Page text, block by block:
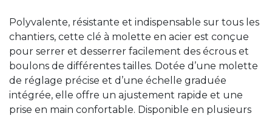
Polyvalente, résistante et indispensable sur tous les
chantiers, cette clé à molette en acier est conçue
pour serrer et desserrer facilement des écrous et
boulons de différentes tailles. Dotée d’une molette
de réglage précise et d’une échelle graduée
intégrée, elle offre un ajustement rapide et une
prise en main confortable. Disponible en plusieurs